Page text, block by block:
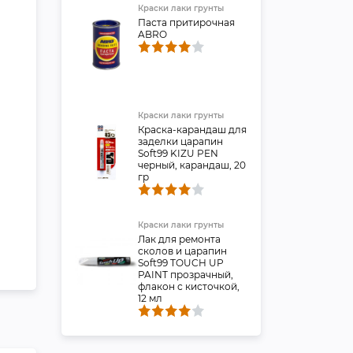
Краски лаки грунты
Паста притирочная
ABRO
Краски лаки грунты
Краска-карандаш для
заделки царапин
Soft99 KIZU PEN
черный, карандаш, 20
гр
Краски лаки грунты
Лак для ремонта
сколов и царапин
Soft99 TOUCH UP
PAINT прозрачный,
флакон с кисточкой,
12 мл